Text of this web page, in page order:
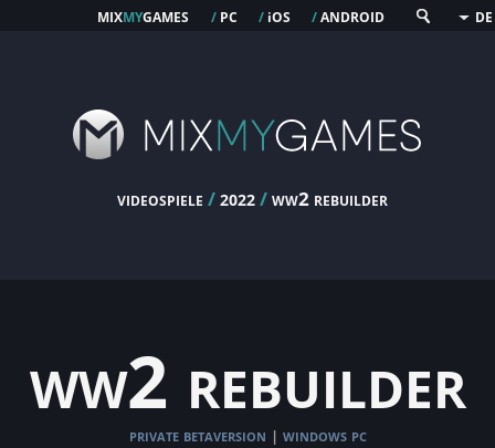
mixmygames / pc / ios /android DE
videospiele / 2022 /ww2 rebuilder
ww2 rebuilder
private betaversion | windows pc